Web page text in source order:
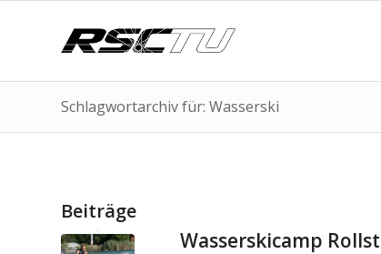
Schlagwortarchiv für: Wasserski
Beiträge
Wasserskicamp